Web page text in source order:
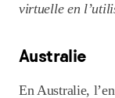
virtuelle en
Australie
En Australie,